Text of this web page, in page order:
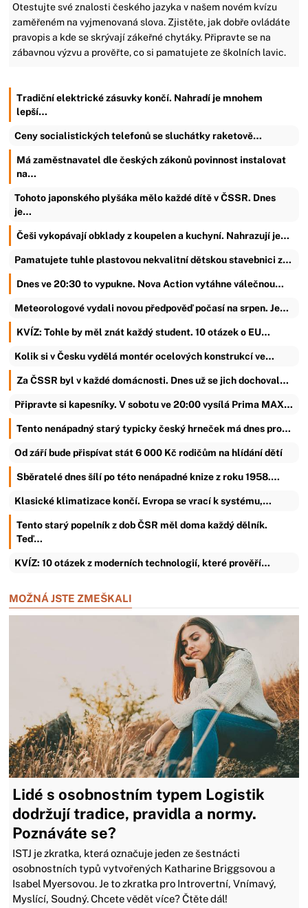
Otestujte své znalosti českého jazyka v našem novém kvízu
zaměřeném na vyjmenovaná slova. Zjistěte, jak dobře ovládáte
pravopis a kde se skrývají zákeřné chytáky. Připravte se na
zábavnou výzvu a prověřte, co si pamatujete ze školních lavic.
Tradiční elektrické zásuvky končí. Nahradí je mnohem
lepší…
Ceny socialistických telefonů se sluchátky raketově…
Má zaměstnavatel dle českých zákonů povinnost instalovat
na…
Tohoto japonského plyšáka mělo každé dítě v ČSSR. Dnes
je…
Češi vykopávají obklady z koupelen a kuchyní. Nahrazují je…
Pamatujete tuhle plastovou nekvalitní dětskou stavebnici z…
Dnes ve 20:30 to vypukne. Nova Action vytáhne válečnou…
Meteorologové vydali novou předpověď počasí na srpen. Je…
KVÍZ: Tohle by měl znát každý student. 10 otázek o EU…
Kolik si v Česku vydělá montér ocelových konstrukcí ve…
Za ČSSR byl v každé domácnosti. Dnes už se jich dochoval…
Připravte si kapesníky. V sobotu ve 20:00 vysílá Prima MAX…
Tento nenápadný starý typicky český hrneček má dnes pro…
Od září bude přispívat stát 6 000 Kč rodičům na hlídání dětí
Sběratelé dnes šílí po této nenápadné knize z roku 1958.…
Klasické klimatizace končí. Evropa se vrací k systému,…
Tento starý popelník z dob ČSR měl doma každý dělník.
Teď…
KVÍZ: 10 otázek z moderních technologií, které prověří…
MOŽNÁ JSTE ZMEŠKALI
Lidé s osobnostním typem Logistik
dodržují tradice, pravidla a normy.
Poznáváte se?
ISTJ je zkratka, která označuje jeden ze šestnácti
osobnostních typů vytvořených Katharine Briggsovou a
Isabel Myersovou. Je to zkratka pro Introvertní, Vnímavý,
Myslící, Soudný. Chcete vědět více? Čtěte dál!